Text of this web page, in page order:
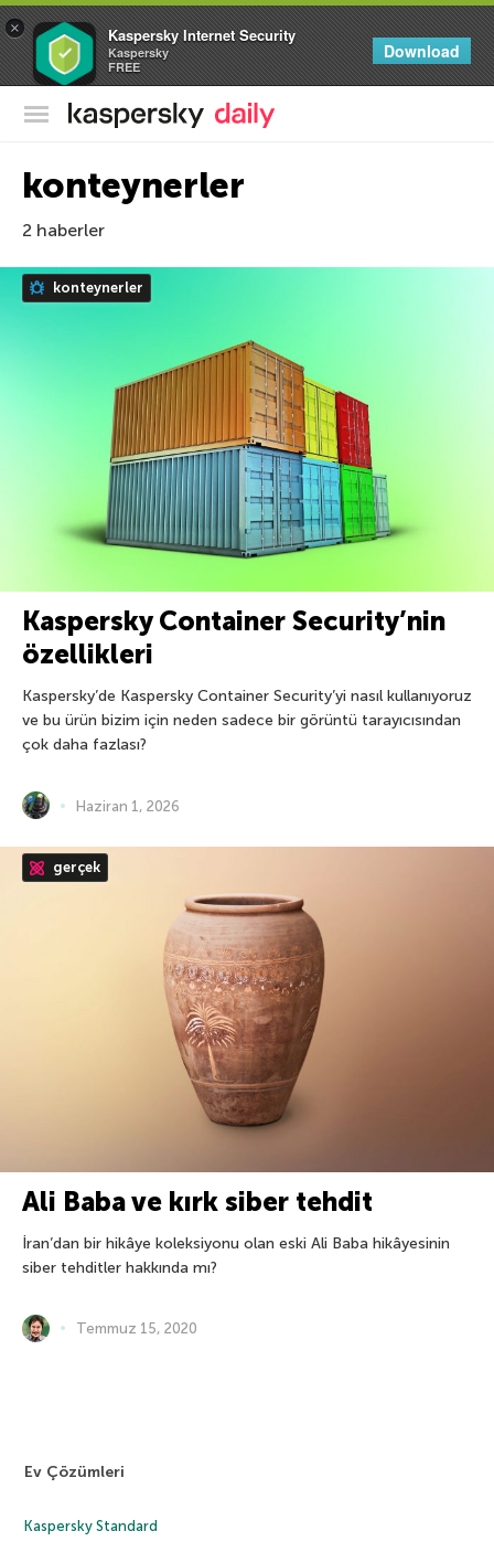
× Kaspersky Internet Security
Kaspersky
FREE
Download
Kaspersky Resmi Blogu
konteynerler
2 haberler
konteynerler
Kaspersky Container Security’nin
özellikleri
Kaspersky’de Kaspersky Container Security’yi nasıl kullanıyoruz
ve bu ürün bizim için neden sadece bir görüntü tarayıcısından
çok daha fazlası?
Haziran 1, 2026
gerçek
Ali Baba ve kırk siber tehdit
İran’dan bir hikâye koleksiyonu olan eski Ali Baba hikâyesinin
siber tehditler hakkında mı?
Temmuz 15, 2020
Ev Çözümleri
Kaspersky Standard